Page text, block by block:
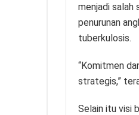
menjadi
penurunan
tuberkulosis.
“Komitmen
strategis,”
Selain itu visi